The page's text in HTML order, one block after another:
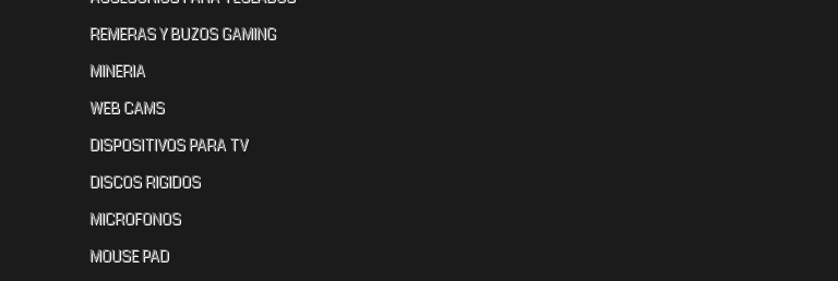
REMERAS Y BUZOS GAMING
MINERIA
WEB CAMS
DISPOSITIVOS PARA TV
DISCOS RIGIDOS
MICROFONOS
MOUSE PAD